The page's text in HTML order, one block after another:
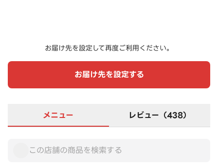
お届け先を設定して再度ご利用ください。
お届け先を設定する
メニュー レビュー（438）